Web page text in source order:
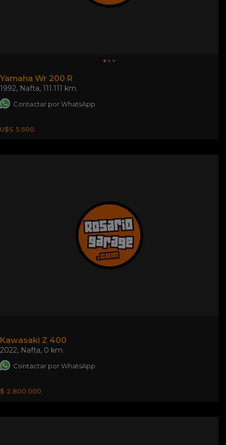
Yamaha Wr 200 R
1992, Nafta, 111.111 km.
Contactar por WhatsApp
U$S 5.500
Kawasaki Z 400
2022, Nafta, 0 km.
Contactar por WhatsApp
$ 2.800.000